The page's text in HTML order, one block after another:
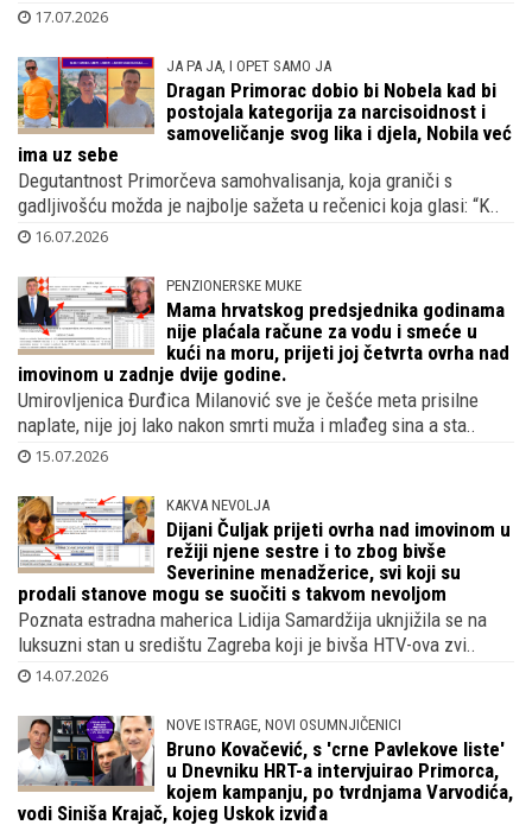
17.07.2026
JA PA JA, I OPET SAMO JA
Dragan Primorac dobio bi Nobela kad bi
postojala kategorija za narcisoidnost i
samoveličanje svog lika i djela, Nobila već
ima uz sebe
Degutantnost Primorčeva samohvalisanja, koja graniči s
gadljivošću možda je najbolje sažeta u rečenici koja glasi: “K..
16.07.2026
PENZIONERSKE MUKE
Mama hrvatskog predsjednika godinama
nije plaćala račune za vodu i smeće u
kući na moru, prijeti joj četvrta ovrha nad
imovinom u zadnje dvije godine.
Umirovljenica Đurđica Milanović sve je češće meta prisilne
naplate, nije joj lako nakon smrti muža i mlađeg sina a sta..
15.07.2026
KAKVA NEVOLJA
Dijani Čuljak prijeti ovrha nad imovinom u
režiji njene sestre i to zbog bivše
Severinine menadžerice, svi koji su
prodali stanove mogu se suočiti s takvom nevoljom
Poznata estradna maherica Lidija Samardžija uknjižila se na
luksuzni stan u središtu Zagreba koji je bivša HTV-ova zvi..
14.07.2026
NOVE ISTRAGE, NOVI OSUMNJIČENICI
Bruno Kovačević, s 'crne Pavlekove liste'
u Dnevniku HRT-a intervjuirao Primorca,
kojem kampanju, po tvrdnjama Varvodića,
vodi Siniša Krajač, kojeg Uskok izviđa